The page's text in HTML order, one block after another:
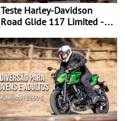
Teste Harley-Davidson
Road Glide 117 Limited - A